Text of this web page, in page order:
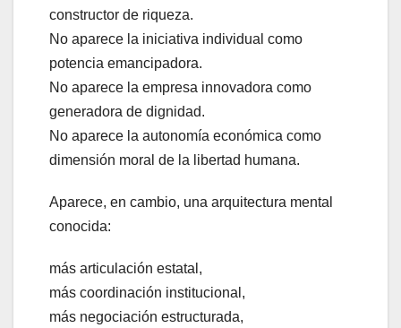
constructor de riqueza.
No aparece la iniciativa individual como
potencia emancipadora.
No aparece la empresa innovadora como
generadora de dignidad.
No aparece la autonomía económica como
dimensión moral de la libertad humana.
Aparece, en cambio, una arquitectura mental
conocida:
más articulación estatal,
más coordinación institucional,
más negociación estructurada,